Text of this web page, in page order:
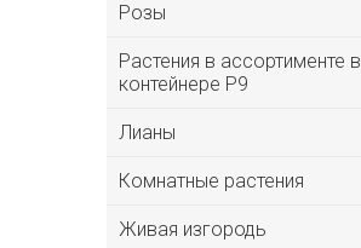
Розы
Растения в ассортименте в
контейнере P9
Лианы
Комнатные растения
Живая изгородь